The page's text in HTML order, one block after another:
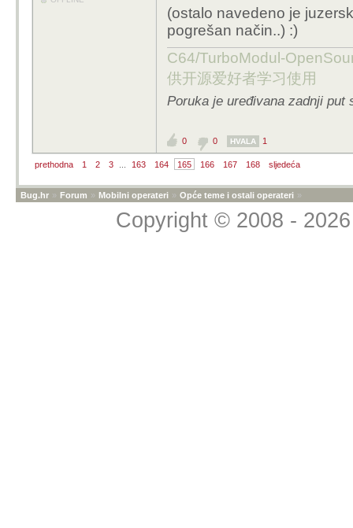
Ima tko kakvu ideju
Možda A1 ima
odnosu na "pokućne"
Kakva im je podrška
Unaprijed hvala na
(ostalo navedeno je
pogrešan način..) :)
C64/TurboModul-
供开源爱好者学习使用
Poruka je uređivana zadnji put
0 0 HVALA 1
prethodna 1 2 3 163 164 165 166 167 168 sljedeća
Bug.hr » Forum » Mobilni operateri » Opće teme i ostali operateri »
Copyright © 2008 -